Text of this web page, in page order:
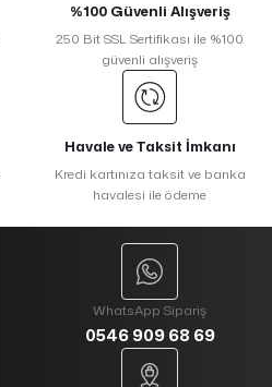
%100 Güvenli Alışveriş
250 Bit SSL Sertifikası ile %100
güvenli alışveriş
Havale ve Taksit İmkanı
Kredi kartınıza taksit ve banka
havalesi ile ödeme
WhatsApp Sipariş
0546 909 68 69